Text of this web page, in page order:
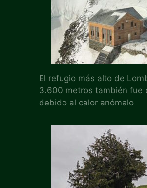
El refugio más alto de
3.600 metros también fue
debido al calor anómalo